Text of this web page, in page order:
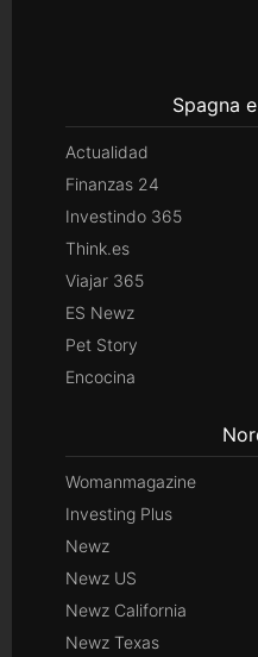
Spagna
Actualidad
Finanzas 24
Investindo 365
Think.es
Viajar 365
ES Newz
Pet Story
Encocina
Womanmagazine
Investing Plus
Newz
Newz US
Newz California
Newz Texas